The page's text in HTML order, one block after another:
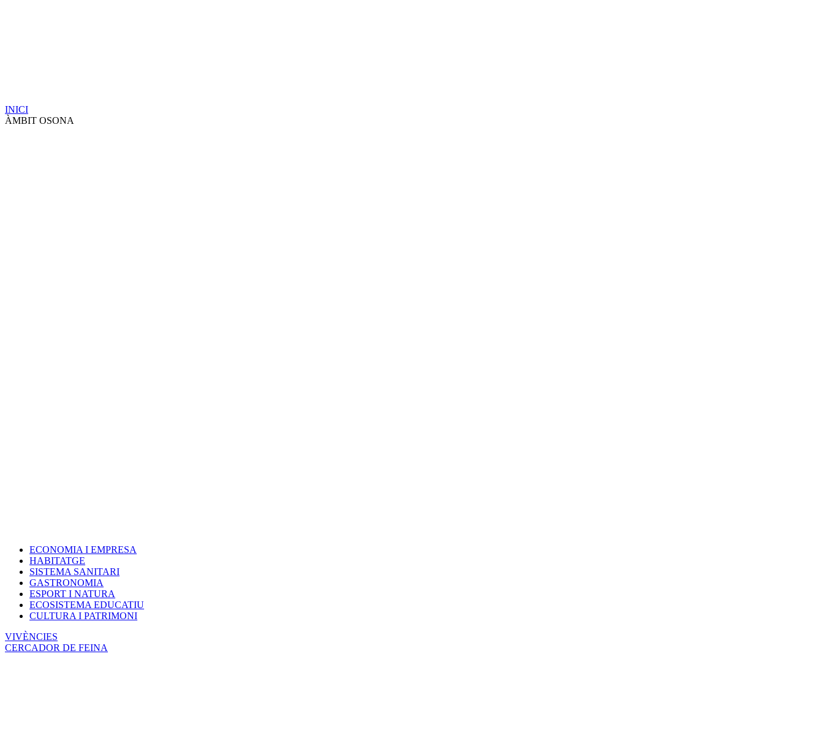
INICI
ÀMBIT OSONA
ECONOMIA I EMPRESA
HABITATGE
SISTEMA SANITARI
GASTRONOMIA
ESPORT I NATURA
ECOSISTEMA EDUCATIU
CULTURA I PATRIMONI
VIVÈNCIES
CERCADOR DE FEINA